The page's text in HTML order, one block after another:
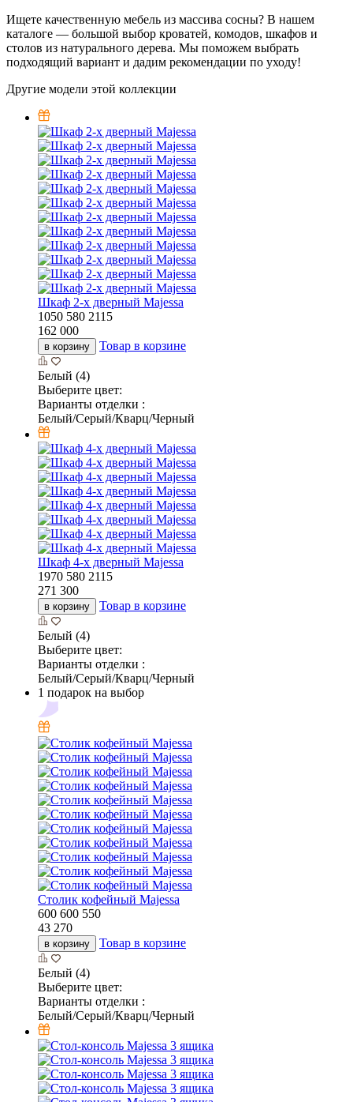
Ищете качественную мебель из массива сосны? В нашем
каталоге — большой выбор кроватей, комодов, шкафов и
столов из натурального дерева. Мы поможем выбрать
подходящий вариант и дадим рекомендации по уходу!
Другие модели этой коллекции
Шкаф 2-х дверный Majessa
1050 580 2115
162 000
в корзину Товар в корзине
Белый (4)
Выберите цвет:
Варианты отделки :
Белый/Серый/Кварц/Черный
Шкаф 4-х дверный Majessa
1970 580 2115
271 300
в корзину Товар в корзине
Белый (4)
Выберите цвет:
Варианты отделки :
Белый/Серый/Кварц/Черный
1 подарок на выбор
Столик кофейный Majessa
600 600 550
43 270
в корзину Товар в корзине
Белый (4)
Выберите цвет:
Варианты отделки :
Белый/Серый/Кварц/Черный